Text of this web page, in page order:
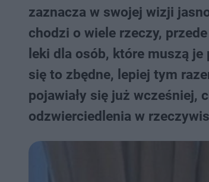
zaznacza w swojej wizji
chodzi o wiele rzeczy,
leki dla osób, które muszą
się to zbędne, lepiej tym
pojawiały się już wcześniej,
odzwierciedlenia w